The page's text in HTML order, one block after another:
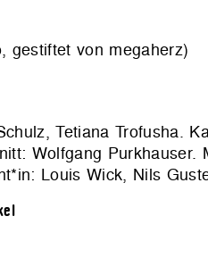
gestiftet von megaherz)
Tetiana Trofusha.
Wolfgang Purkhauser.
Louis Wick, Nils